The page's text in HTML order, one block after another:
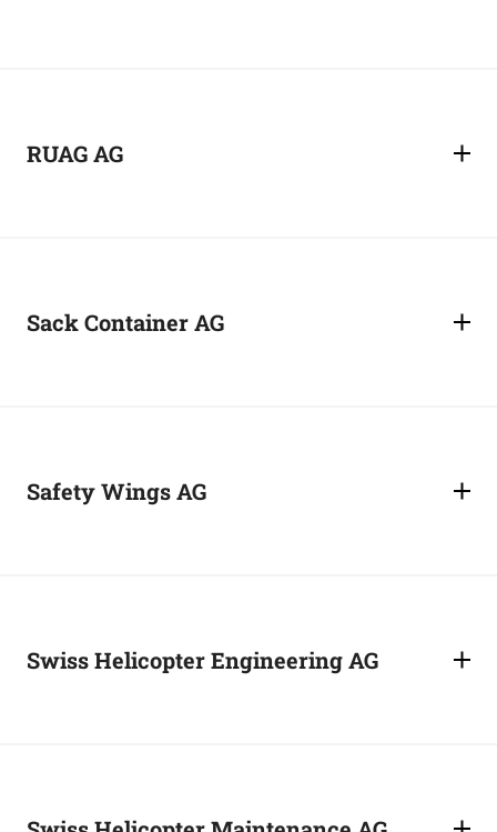
RUAG AG
Sack Container AG
Safety Wings AG
Swiss Helicopter Engineering AG